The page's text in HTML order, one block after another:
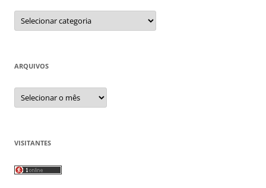
Categorias
ARQUIVOS
Arquivos
VISITANTES